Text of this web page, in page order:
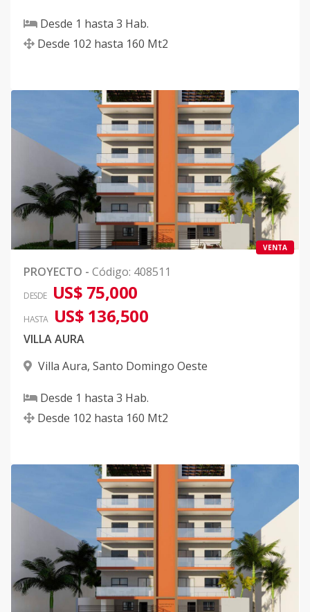
Desde 1 hasta 3 Hab.
Desde 102 hasta 160 Mt2
VENTA
PROYECTO - Código: 408511
DESDE US$ 75,000
HASTA US$ 136,500
VILLA AURA
Villa Aura, Santo Domingo Oeste
Desde 1 hasta 3 Hab.
Desde 102 hasta 160 Mt2